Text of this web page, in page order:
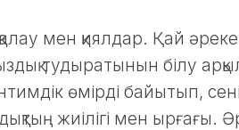
мен қиялдар. Қай
тудыратынын білу
өмірді байытып,
жиілігі мен ырғағы.